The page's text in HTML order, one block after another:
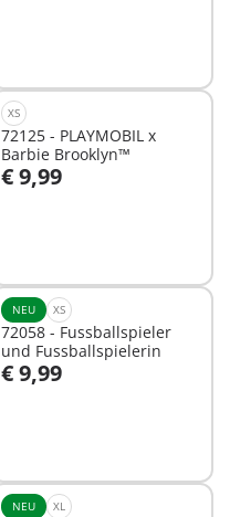
XS
72125 - PLAYMOBIL x
Barbie Brooklyn™
€ 9,99
In den Warenkorb
NEU XS
72058 - Fussballspieler
und Fussballspielerin
€ 9,99
In den Warenkorb
NEU XL